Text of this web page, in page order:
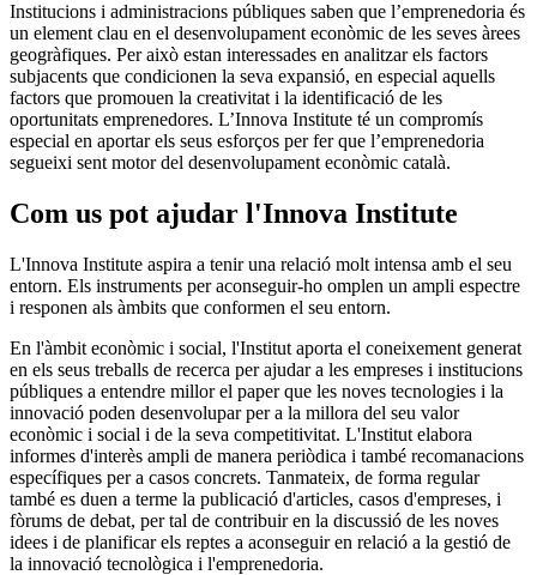
Institucions i administracions públiques saben que l’emprenedoria és
un element clau en el desenvolupament econòmic de les seves àrees
geogràfiques. Per això estan interessades en analitzar els factors
subjacents que condicionen la seva expansió, en especial aquells
factors que promouen la creativitat i la identificació de les
oportunitats emprenedores. L’Innova Institute té un compromís
especial en aportar els seus esforços per fer que l’emprenedoria
segueixi sent motor del desenvolupament econòmic català.
Com us pot ajudar l'Innova Institute
L'Innova Institute aspira a tenir una relació molt intensa amb el seu
entorn. Els instruments per aconseguir-ho omplen un ampli espectre
i responen als àmbits que conformen el seu entorn.
En l'àmbit econòmic i social, l'Institut aporta el coneixement generat
en els seus treballs de recerca per ajudar a les empreses i institucions
públiques a entendre millor el paper que les noves tecnologies i la
innovació poden desenvolupar per a la millora del seu valor
econòmic i social i de la seva competitivitat. L'Institut elabora
informes d'interès ampli de manera periòdica i també recomanacions
específiques per a casos concrets. Tanmateix, de forma regular
també es duen a terme la publicació d'articles, casos d'empreses, i
fòrums de debat, per tal de contribuir en la discussió de les noves
idees i de planificar els reptes a aconseguir en relació a la gestió de
la innovació tecnològica i l'emprenedoria.